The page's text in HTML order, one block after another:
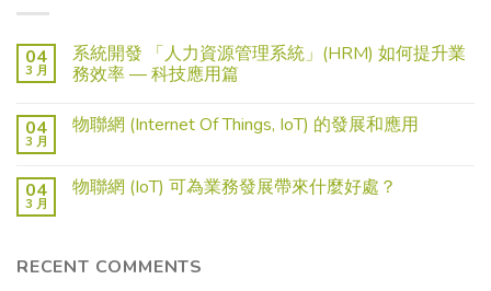
04
3 月
系統開發 「人力資源管理系統」(HRM) 如何提升業
務效率 — 科技應用篇
04
3 月
物聯網 (Internet Of Things, IoT) 的發展和應用
04
3 月
物聯網 (IoT) 可為業務發展帶來什麼好處？
RECENT COMMENTS